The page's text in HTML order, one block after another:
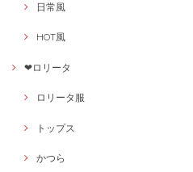
日常風
HOT風
❤ロリータ
ロリータ服
トップス
かつら